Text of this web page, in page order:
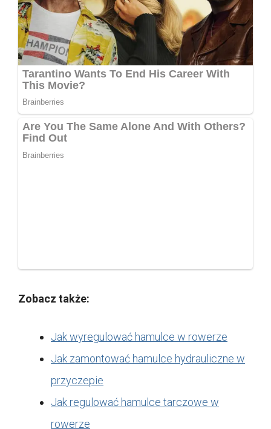
Zobacz także:
Jak wyregulować hamulce w rowerze
Jak zamontować hamulce hydrauliczne w
przyczepie
Jak regulować hamulce tarczowe w
rowerze